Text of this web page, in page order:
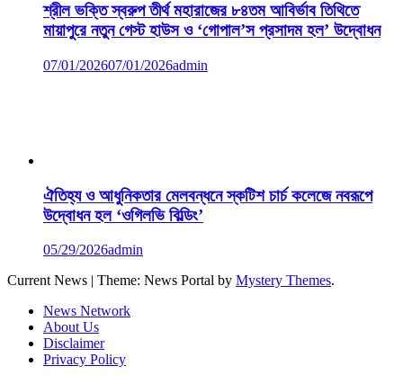
শ্রীল ভক্তি স্বরুপ তীর্থ মহারাজের ৮৪তম আবির্ভাব তিথিতে
মায়াপুরে নতুন গেস্ট হাউস ও ‘গোপাল’স প্রসাদম হল’ উদ্বোধন
07/01/202607/01/2026admin
ঐতিহ্য ও আধুনিকতার মেলবন্ধনে স্কটিশ চার্চ কলেজে নবরূপে
উদ্বোধন হল ‘ওগিলভি বিল্ডিং’
05/29/2026admin
Current News | Theme: News Portal by Mystery Themes.
News Network
About Us
Disclaimer
Privacy Policy